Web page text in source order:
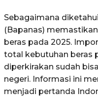
Sebagaimana
(Bapanas)
beras pada 2025.
total kebutuhan beras
diperkirakan sudah
negeri. Informasi ini
menjadi pertanda